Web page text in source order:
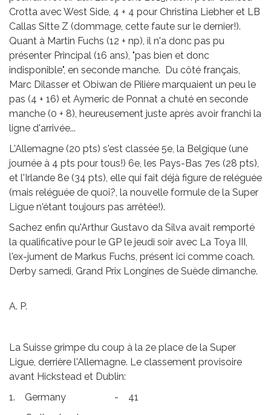
Crotta avec West Side, 4 + 4 pour Christina Liebher et LB
Callas Sitte Z (dommage, cette faute sur le dernier!).
Quant à Martin Fuchs (12 + np), il n'a donc pas pu
présenter Principal (16 ans), "pas bien et donc
indisponible", en seconde manche. Du côté français,
Marc Dilasser et Obiwan de Pilière marquaient un peu le
pas (4 + 16) et Aymeric de Ponnat a chuté en seconde
manche (0 + 8), heureusement juste après avoir franchi la
ligne d'arrivée...
L'Allemagne (20 pts) s'est classée 5e, la Belgique (une
journée à 4 pts pour tous!) 6e, les Pays-Bas 7es (28 pts),
et l'Irlande 8e (34 pts), elle qui fait déjà figure de reléguée
(mais reléguée de quoi?, la nouvelle formule de la Super
Ligue n'étant toujours pas arrêtée!).
Sachez enfin qu'Arthur Gustavo da Silva avait remporté
la qualificative pour le GP le jeudi soir avec La Toya III,
l'ex-jument de Markus Fuchs, présent ici comme coach.
Derby samedi, Grand Prix Longines de Suède dimanche.
A. P.
La Suisse grimpe du coup à la 2e place de la Super
Ligue, derrière l'Allemagne. Le classement provisoire
avant Hickstead et Dublin:
1. Germany - 41